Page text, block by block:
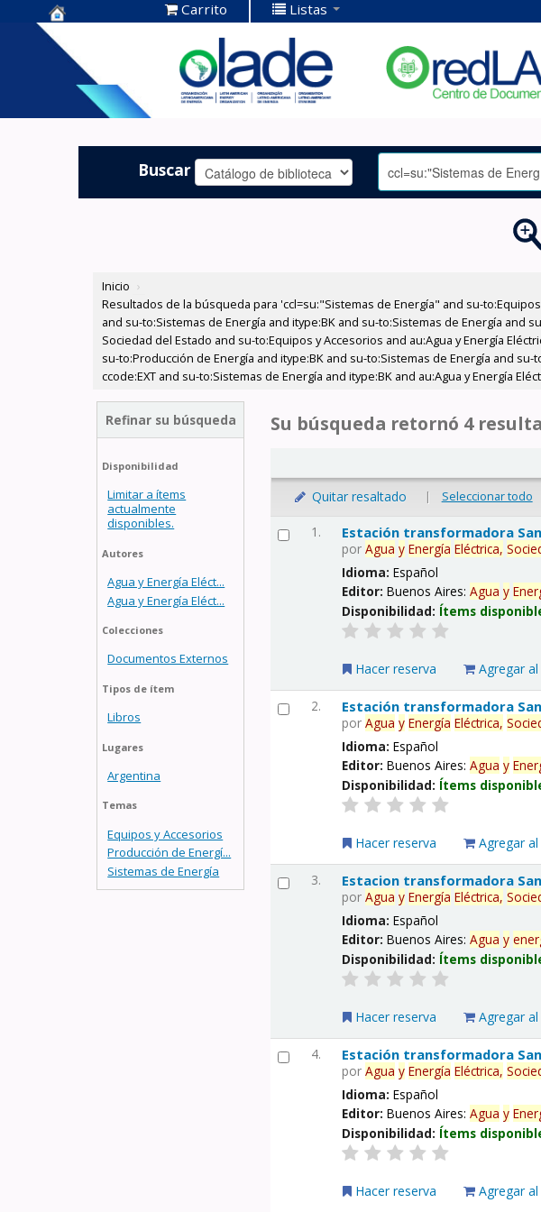
Centro de
Documentación
OLADE -
Carrito Listas
Buscar
Inicio ›
Resultados de la búsqueda para 'ccl=su:"Sistemas de Energía" and su-
and su-to:Sistemas de Energía and itype:BK and su-to:Sistemas de Energía and
Sociedad del Estado and su-to:Equipos y Accesorios and au:Agua y Energía
su-to:Producción de Energía and itype:BK and su-to:Sistemas de Energía and
ccode:EXT and su-to:Sistemas de Energía and itype:BK and au:Agua y Energía
Refinar su búsqueda
Disponibilidad
Limitar a ítems
actualmente
disponibles.
Autores
Agua y Energía Eléct...
Agua y Energía Eléct...
Colecciones
Documentos Externos
Tipos de ítem
Libros
Lugares
Argentina
Temas
Equipos y Accesorios
Producción de Energí...
Sistemas de Energía
Su búsqueda retornó 4
Quitar resaltado | Seleccionar todo
1. Estación transformadora
porAgua y Energía Eléctrica,
Idioma:Español
Editor:Buenos Aires:Agua y
Disponibilidad: Ítems
Hacer reserva Agregar
2. Estación transformadora
porAgua y Energía Eléctrica,
Idioma:Español
Editor:Buenos Aires:Agua y
Disponibilidad: Ítems
Hacer reserva Agregar
3. Estacion transformadora
porAgua y Energía Eléctrica,
Idioma:Español
Editor:Buenos Aires:Agua y
Disponibilidad: Ítems
Hacer reserva Agregar
4. Estación transformadora
porAgua y Energía Eléctrica,
Idioma:Español
Editor:Buenos Aires:Agua y
Disponibilidad: Ítems
Hacer reserva Agregar